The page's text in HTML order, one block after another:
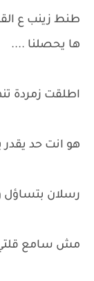
طنط زينب ع
ها يحصلنا ....
اطلقت زمردة
هو انت حد يقدر
رسلان بتساؤل
مش سامع قلتي